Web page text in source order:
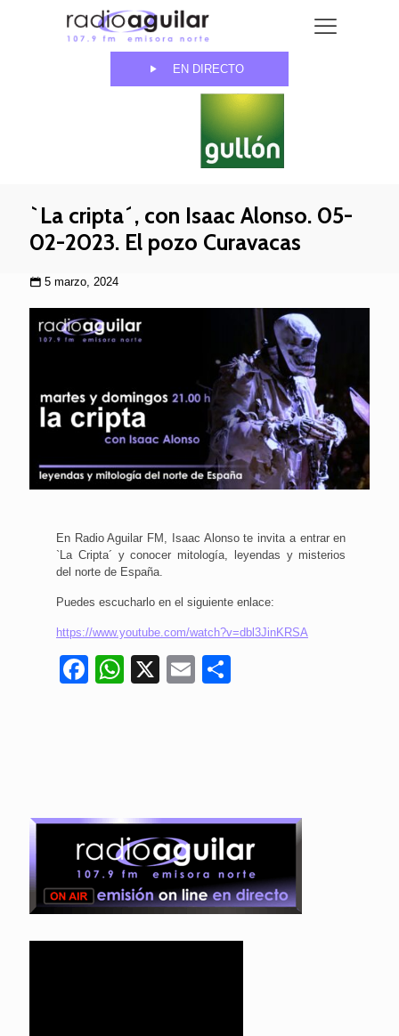
EN DIRECTO
`La cripta´, con Isaac Alonso. 05-
02-2023. El pozo Curavacas
5 marzo, 2024
En Radio Aguilar FM, Isaac Alonso te invita a entrar en
`La Cripta´ y conocer mitología, leyendas y misterios
del norte de España.
Puedes escucharlo en el siguiente enlace:
https://www.youtube.com/watch?v=dbl3JinKRSA
Facebook
WhatsApp
X Email